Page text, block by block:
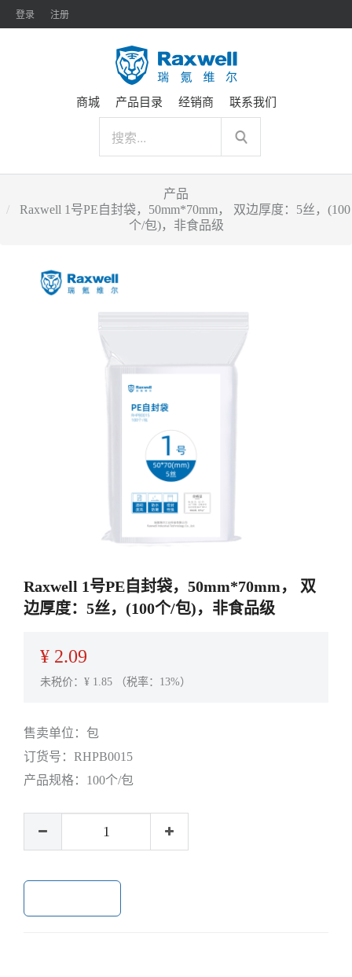
登录 注册
商城 产品目录 经销商 联系我们
产品
Raxwell 1号PE自封袋，50mm*70mm， 双边厚度：5丝，(100
个/包)，非食品级
Raxwell 1号PE自封袋，50mm*70mm， 双
边厚度：5丝，(100个/包)，非食品级
¥ 2.09
未税价：¥ 1.85 （税率：13%）
售卖单位： 包
订货号： RHPB0015
产品规格： 100个/包